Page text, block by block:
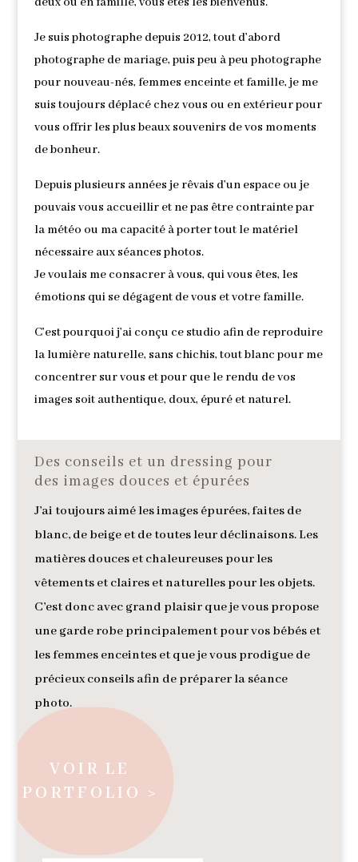
Je suis photographe depuis 2012, tout d’abord
photographe de mariage, puis peu à peu photographe
pour nouveau-nés, femmes enceinte et famille, je me
suis toujours déplacé chez vous ou en extérieur pour
vous offrir les plus beaux souvenirs de vos moments
de bonheur.
Depuis plusieurs années je rêvais d’un espace ou je
pouvais vous accueillir et ne pas être contrainte par
la météo ou ma capacité à porter tout le matériel
nécessaire aux séances photos.
Je voulais me consacrer à vous, qui vous êtes, les
émotions qui se dégagent de vous et votre famille.
C’est pourquoi j’ai conçu ce studio afin de reproduire
la lumière naturelle, sans chichis, tout blanc pour me
concentrer sur vous et pour que le rendu de vos
images soit authentique, doux, épuré et naturel.
Des conseils et un dressing pour
des images douces et épurées
J’ai toujours aimé les images épurées, faites de
blanc, de beige et de toutes leur déclinaisons. Les
matières douces et chaleureuses pour les
vêtements et claires et naturelles pour les objets.
C’est donc avec grand plaisir que je vous propose
une garde robe principalement pour vos bébés et
les femmes enceintes et que je vous prodigue de
précieux conseils afin de préparer la séance
photo.
VOIR LE
PORTFOLIO >